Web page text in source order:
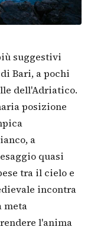
suggestivi
Bari, a pochi
dell'Adriatico.
posizione
a
quasi
tra il cielo e
incontra
meta
l'anima